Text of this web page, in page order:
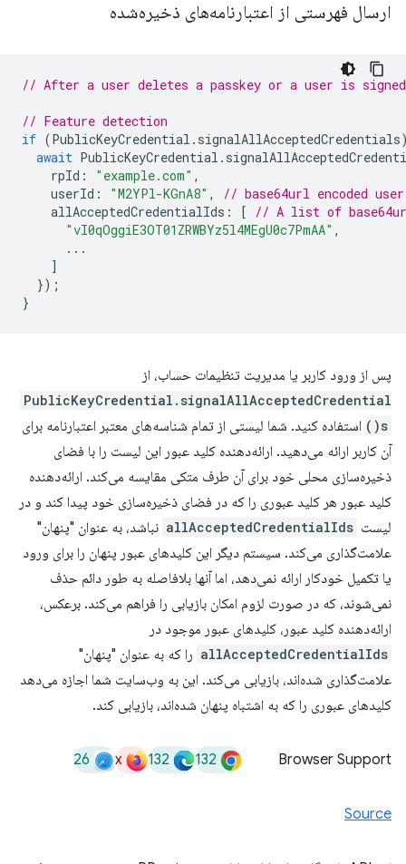
ارسال فهرستی از اعتبارنامه‌های ذخیره‌شده
// After a user deletes a passkey or a user is
// Feature detection
if (PublicKeyCredential . signalAllAcceptedCredentials
await PublicKeyCredential .
rpId : "example.com" ,
userId : "M2YPl-KGnA8" ,
// base64url encoded
allAcceptedCredentialIds : [
// A list of
"vI0qOggiE3OT01ZRWBYz5l4MEgU0c7PmAA" ,
...
]
});
}
پس از ورود کاربر یا مدیریت تنظیمات حساب، از
PublicKeyCredential.signalAllAcceptedCredential
s()
استفاده کنید. شما لیستی از تمام شناسه‌های معتبر اعتبارنامه برای
آن کاربر ارائه می‌دهید. ارائه‌دهنده کلید عبور این لیست را با فضای
ذخیره‌سازی محلی خود برای آن طرف متکی مقایسه می‌کند. ارائه‌دهنده
کلید عبور هر کلید عبوری را که در فضای ذخیره‌سازی خود پیدا کند و در
لیست allAcceptedCredentialIds نباشد، به عنوان "پنهان"
علامت‌گذاری می‌کند. سیستم دیگر این کلیدهای عبور پنهان را برای ورود
یا تکمیل خودکار ارائه نمی‌دهد، اما آنها بلافاصله به طور دائم حذف
نمی‌شوند، که در صورت لزوم امکان بازیابی را فراهم می‌کند. برعکس،
ارائه‌دهنده کلید عبور، کلیدهای عبور موجود در
allAcceptedCredentialIds را که به عنوان "پنهان"
علامت‌گذاری شده‌اند، بازیابی می‌کند. این به وب‌سایت شما اجازه می‌دهد
کلیدهای عبوری را که به اشتباه پنهان شده‌اند، بازیابی کند.
Browser Support
132
132
x
26
Source